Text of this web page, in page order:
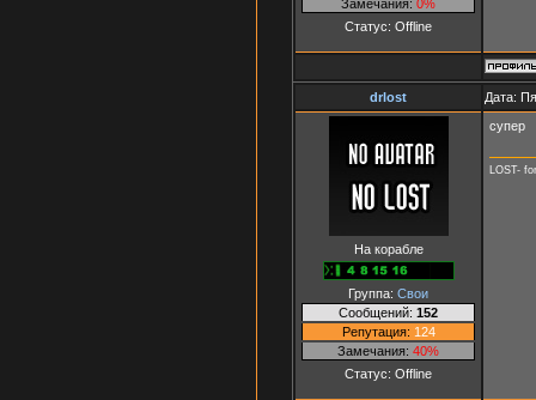
Замечания: 0%
Статус: Offline
drlost Дата:
На корабле
Группа: Свои
Сообщений: 152
Репутация: 124
Замечания: 40%
Статус: Offline
супер
LOST-